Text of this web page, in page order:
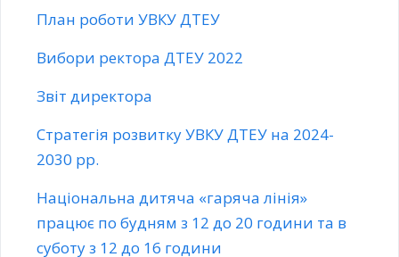
План роботи УВКУ ДТЕУ
Вибори ректора ДТЕУ 2022
Звіт директора
Стратегія розвитку УВКУ ДТЕУ на 2024-
2030 рр.
Національна дитяча «гаряча лінія»
працює по будням з 12 до 20 години та в
суботу з 12 до 16 години